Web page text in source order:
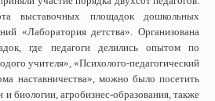
выставочных площадок дошкольных
«Лаборатория детства». Организована
где педагоги делились опытом по
учителя», «Психолого-педагогический
наставничества», можно было посетить
биологии, агробизнес-образования, также